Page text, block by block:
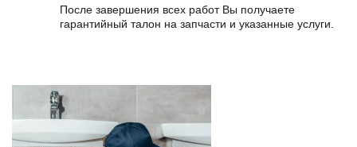
После завершения всех работ Вы получаете
гарантийный талон на запчасти и указанные услуги.